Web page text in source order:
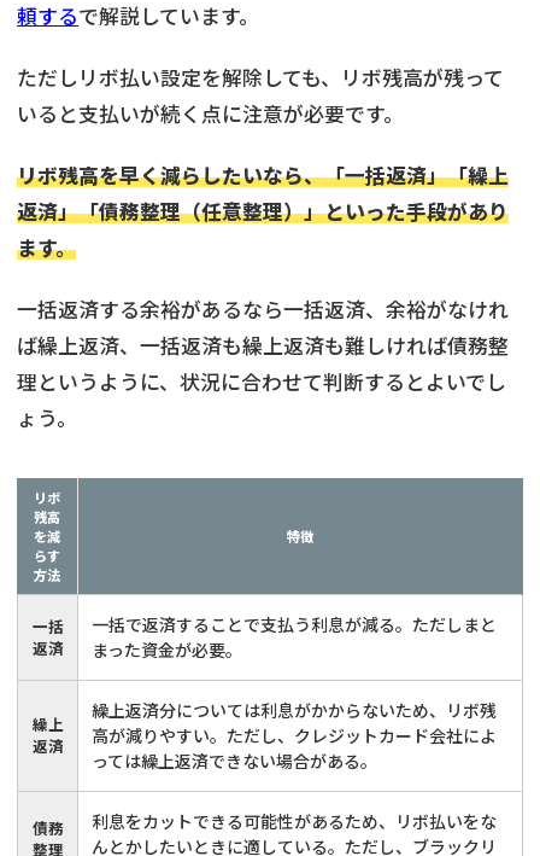
頼するで解説しています。
ただしリボ払い設定を解除しても、リボ残高が残って
いると支払いが続く点に注意が必要です。
リボ残高を早く減らしたいなら、「一括返済」「繰上
返済」「債務整理（任意整理）」といった手段があり
ます。
一括返済する余裕があるなら一括返済、余裕がなけれ
ば繰上返済、一括返済も繰上返済も難しければ債務整
理というように、状況に合わせて判断するとよいでし
ょう。
リボ
残高
を減
らす
方法
特徴
一括
返済
一括で返済することで支払う利息が減る。ただしまと
まった資金が必要。
繰上
返済
繰上返済分については利息がかからないため、リボ残
高が減りやすい。ただし、クレジットカード会社によ
っては繰上返済できない場合がある。
債務
整理
利息をカットできる可能性があるため、リボ払いをな
んとかしたいときに適している。ただし、ブラックリ